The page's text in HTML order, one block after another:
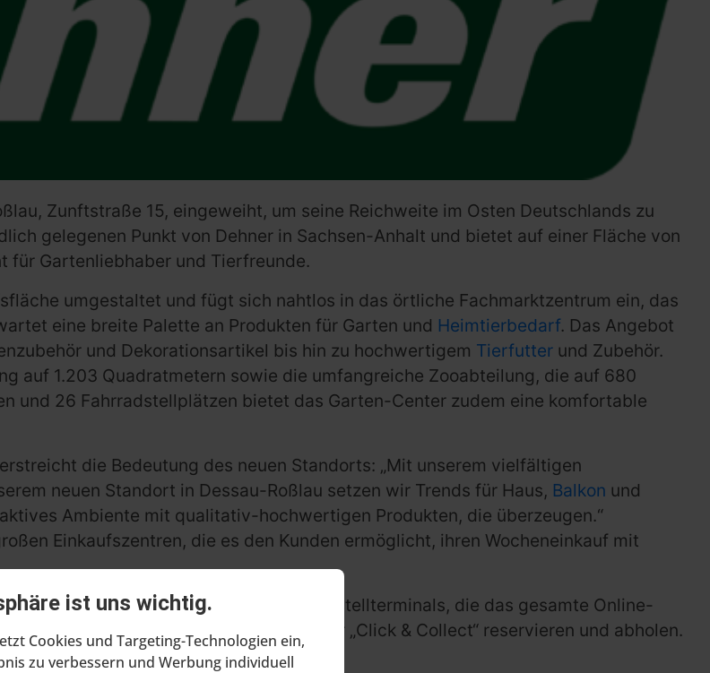
ist uns wichtig.
Cookies und Targeting-Technologien ein,
zu verbessern und Werbung individuell
Zunftstraße 15, eingeweiht, um seine Reichweite im Osten Deutschlands zu
gelegenen Punkt von Dehner in Sachsen-Anhalt und bietet auf einer Fläche von
für Gartenliebhaber und Tierfreunde.
umgestaltet und fügt sich nahtlos in das örtliche Fachmarktzentrum ein, das
eine breite Palette an Produkten für Garten und Heimtierbedarf. Das Angebot
und Dekorationsartikel bis hin zu hochwertigem Tierfutter und Zubehör.
auf 1.203 Quadratmetern sowie die umfangreiche Zooabteilung, die auf 680
und 26 Fahrradstellplätzen bietet das Garten-Center zudem eine komfortable
die Bedeutung des neuen Standorts: „Mit unserem vielfältigen
neuen Standort in Dessau-Roßlau setzen wir Trends für Haus, Balkon und
Ambiente mit qualitativ-hochwertigen Produkten, die überzeugen.“
Einkaufszentren, die es den Kunden ermöglicht, ihren Wocheneinkauf mit
mit digitalen Info- und Bestellterminals, die das gesamte Online-
nach Hause bestellen oder über „Click & Collect“ reservieren und abholen.